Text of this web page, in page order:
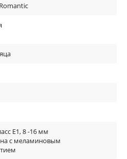
Е1, 8 -16 мм
с меламиновым